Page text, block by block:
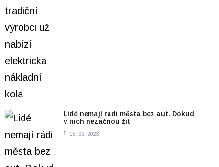
Lidé nemají rádi města bez aut. Dokud
v nich nezačnou žít
15. 03. 2023